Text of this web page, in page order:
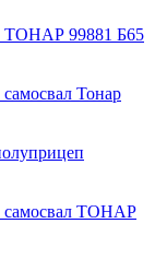
ТОНАР 99881 Б65
Тонар
самосвал ТОНАР